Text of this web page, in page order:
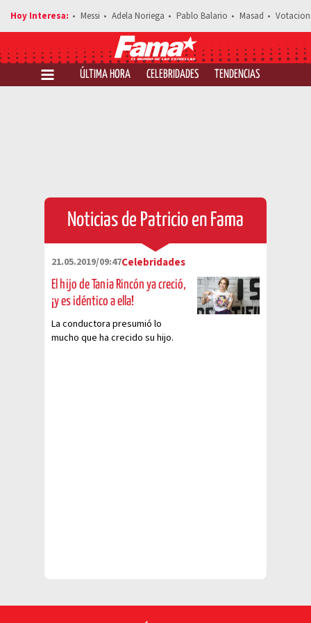
Messi Adela Noriega Pablo Balario Masad
ÚLTIMA HORA CELEBRIDADES TENDENCIAS
Noticias de Patricio en Fama
21.05.2019/09:47Celebridades
El hijo de Tania Rincón ya creció,
¡y es idéntico a ella!
La conductora presumió lo
mucho que ha crecido su hijo.